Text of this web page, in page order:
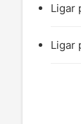
Ligar
Ligar